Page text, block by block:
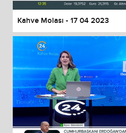
Kahve Molası - 17 04 2023